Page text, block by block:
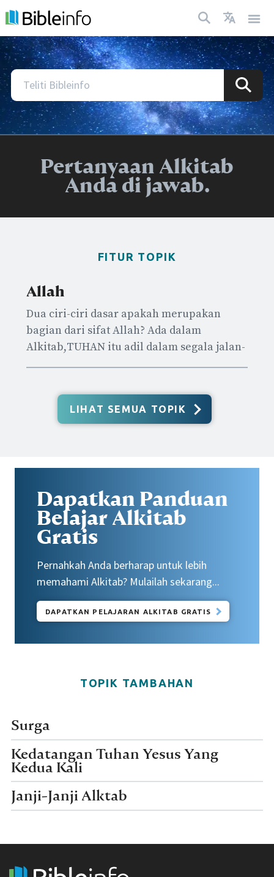
Pertanyaan Alkitab
Anda di jawab.
FITUR TOPIK
Allah
Dua ciri-ciri dasar apakah merupakan
bagian dari sifat Allah? Ada dalam
Alkitab,TUHAN itu adil dalam segala jalan-
Nya dan penuh kasih setia dalam segala
LIHAT SEMUA TOPIK
Dapatkan Panduan
Belajar Alkitab
Gratis
Pernahkah Anda berharap untuk lebih
memahami Alkitab? Mulailah sekarang...
DAPATKAN PELAJARAN ALKITAB GRATIS
TOPIK TAMBAHAN
Surga
Kedatangan Tuhan Yesus Yang
Kedua Kali
Janji-Janji Alktab